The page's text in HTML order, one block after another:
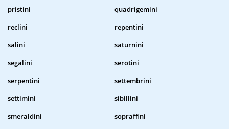
pristini
quadrigemini
reclini
repentini
salini
saturnini
segalini
serotini
serpentini
settembrini
settimini
sibillini
smeraldini
sopraffini